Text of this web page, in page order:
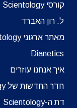
קורסי Scientology
ל. רון האברד
מאתר ארגוני Scientology
Dianetics
איך אנחנו עוזרים
חדר החדשות של Scientology
דת ה-Scientology